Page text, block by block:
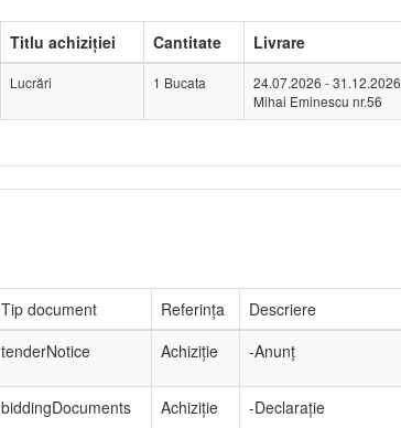
Titlu achiziției Cantitate Livrare
Lucrări 1 Bucata
24.07.2026 - 31.12.2026
Mihai Eminescu nr.56
Tip document Referința Descriere
tenderNotice Achiziție -Anunț
biddingDocuments Achiziție -Declarație